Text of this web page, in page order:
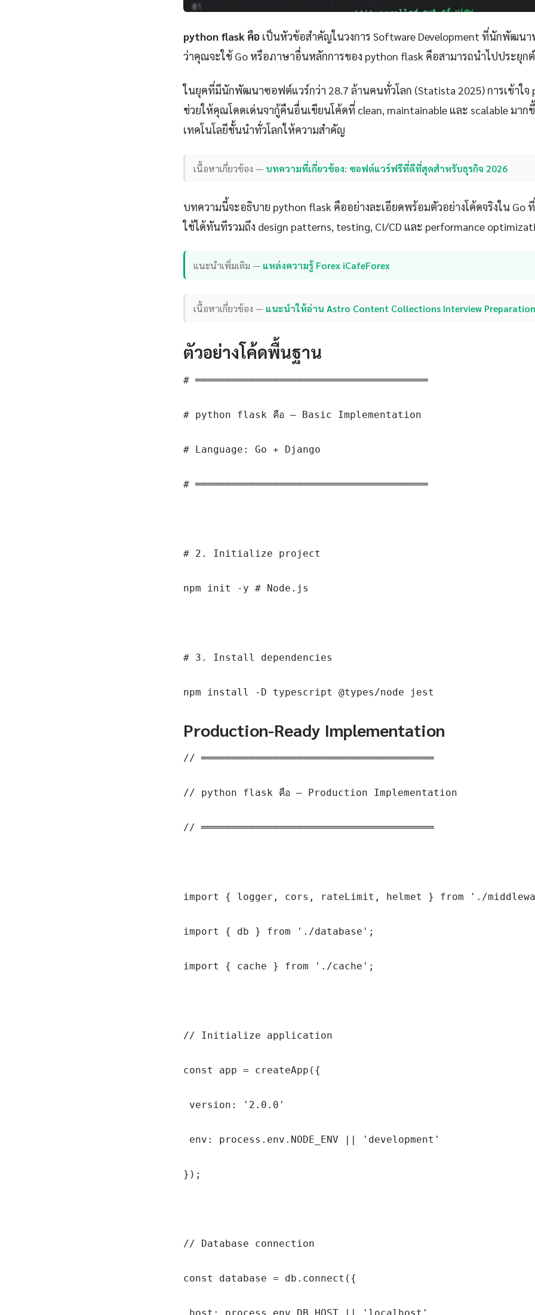
python flask คือ เป็นหัวข้อสำคัญในวงการ Software Development ที่นักพัฒนา
ว่าคุณจะใช้ Go หรือภาษาอื่นหลักการของ python flask คือสามารถนำไปประยุก
ในยุคที่มีนักพัฒนาซอฟต์แวร์กว่า 28.7 ล้านคนทั่วโลก (Statista 2025) การเข้าใจ
ช่วยให้คุณโดดเด่นจากู้คืนอื่นเขียนโค้ดที่ clean, maintainable และ scalable มา
เทคโนโลยีชั้นนำทั่วโลกให้ความสำคัญ
เนื้อหาเกี่ยวข้อง — บทความที่เกี่ยวข้อง: ซอฟต์แวร์ฟรีที่ดีที่สุดสำหรับธุรกิจ 2026
บทความนี้จะอธิบาย python flask คืออย่างละเอียดพร้อมตัวอย่างโค้ดจริงใน Go
ใช้ได้ทันทีรวมถึง design patterns, testing, CI/CD และ performance
แนะนำเพิ่มเติม — แหล่งความรู้ Forex iCafeForex
เนื้อหาเกี่ยวข้อง — แนะนำให้อ่าน Astro Content Collections Interview
ตัวอย่างโค้ดพื้นฐาน
# ═══════════════════════════════════════
# python flask คือ — Basic Implementation
# Language: Go + Django
# ═══════════════════════════════════════
# 2. Initialize project
npm init -y # Node.js
# 3. Install dependencies
npm install -D typescript @types/node jest
Production-Ready Implementation
// ═══════════════════════════════════════
// python flask คือ — Production Implementation
// ═══════════════════════════════════════
import { logger, cors, rateLimit, helmet } from './
import { db } from './database';
import { cache } from './cache';
// Initialize application
const app = createApp({
version: '2.0.0'
env: process.env.NODE_ENV || 'development'
});
// Database connection
const database = db.connect({
host: process.env.DB_HOST || 'localhost'